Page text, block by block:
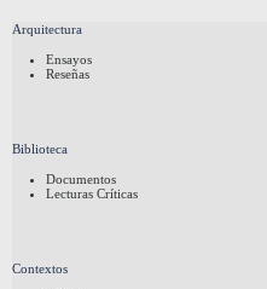
Arquitectura
Ensayos
Reseñas
Biblioteca
Documentos
Lecturas Críticas
Contextos